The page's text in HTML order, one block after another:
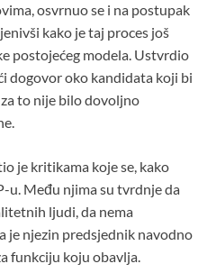
osvrnuo se i na postupak
kako je taj proces još
postojećeg modela. Ustvrdio
dogovor oko kandidata koji bi
to nije bilo dovoljno
je kritikama koje se, kako
u. Među njima su tvrdnje da
ljudi, da nema
je njezin predsjednik navodno
funkciju koju obavlja.